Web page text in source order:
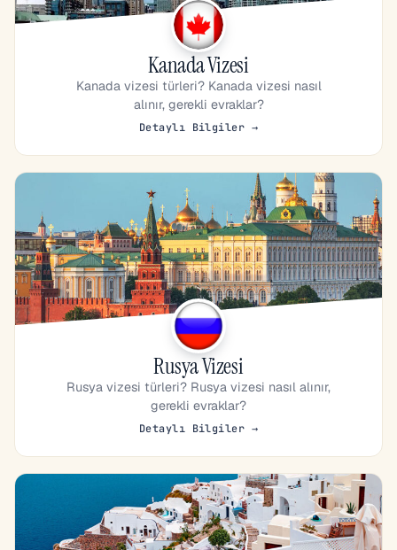
Kanada Vizesi
Kanada vizesi türleri? Kanada vizesi nasıl
alınır, gerekli evraklar?
Detaylı Bilgiler →
Rusya Vizesi
Rusya vizesi türleri? Rusya vizesi nasıl alınır,
gerekli evraklar?
Detaylı Bilgiler →